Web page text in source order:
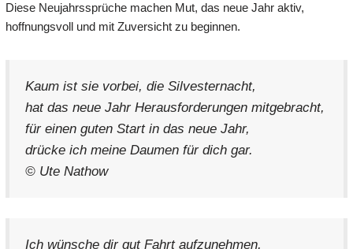
Diese Neujahrssprüche machen Mut, das neue Jahr aktiv,
hoffnungsvoll und mit Zuversicht zu beginnen.
Kaum ist sie vorbei, die Silvesternacht,
hat das neue Jahr Herausforderungen mitgebracht,
für einen guten Start in das neue Jahr,
drücke ich meine Daumen für dich gar.
© Ute Nathow
Ich wünsche dir gut Fahrt aufzunehmen,